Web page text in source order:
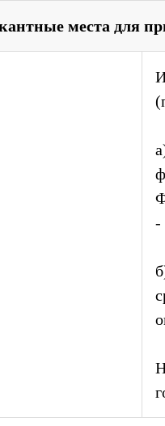
места для
-